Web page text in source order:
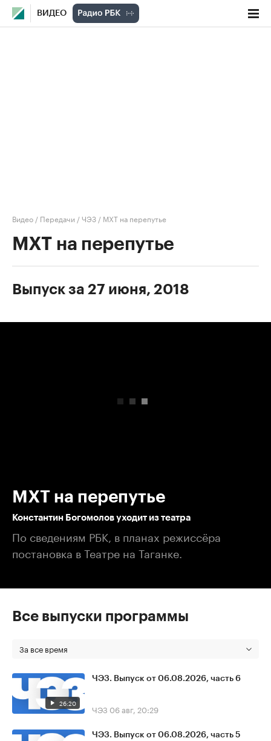
ВИДЕО
Видео / Передачи /ЧЭЗ / МХТ на перепутье
МХТ на перепутье
Выпуск за 27 июня, 2018
МХТ на перепутье
Константин Богомолов уходит из театра
По сведениям РБК, в планах режиссёра
постановка в Театре на Таганке.
Все выпуски программы
За все время
26:20
ЧЭЗ. Выпуск от 06.08.2026, часть 6
ЧЭЗ 06 авг, 20:29
ЧЭЗ. Выпуск от 06.08.2026, часть 5